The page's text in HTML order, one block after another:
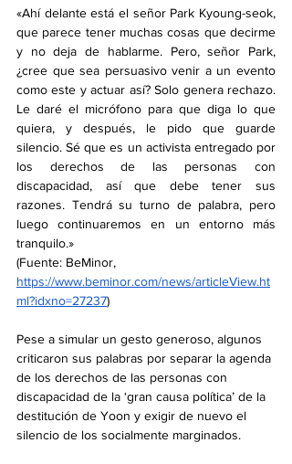
«Ahí delante está el señor Park Kyoung-seok,
que parece tener muchas cosas que decirme
y no deja de hablarme. Pero, señor Park,
¿cree que sea persuasivo venir a un evento
como este y actuar así? Solo genera rechazo.
Le daré el micrófono para que diga lo que
quiera, y después, le pido que guarde
silencio. Sé que es un activista entregado por
los derechos de las personas con
discapacidad, así que debe tener sus
razones. Tendrá su turno de palabra, pero
luego continuaremos en un entorno más
tranquilo.»
(Fuente: BeMinor,
https://www.beminor.com/news/articleView.ht
ml?idxno=27237)
Pese a simular un gesto generoso, algunos
criticaron sus palabras por separar la agenda
de los derechos de las personas con
discapacidad de la ‘gran causa política’ de la
destitución de Yoon y exigir de nuevo el
silencio de los socialmente marginados.